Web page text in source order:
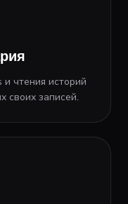
чтения историй
своих записей.